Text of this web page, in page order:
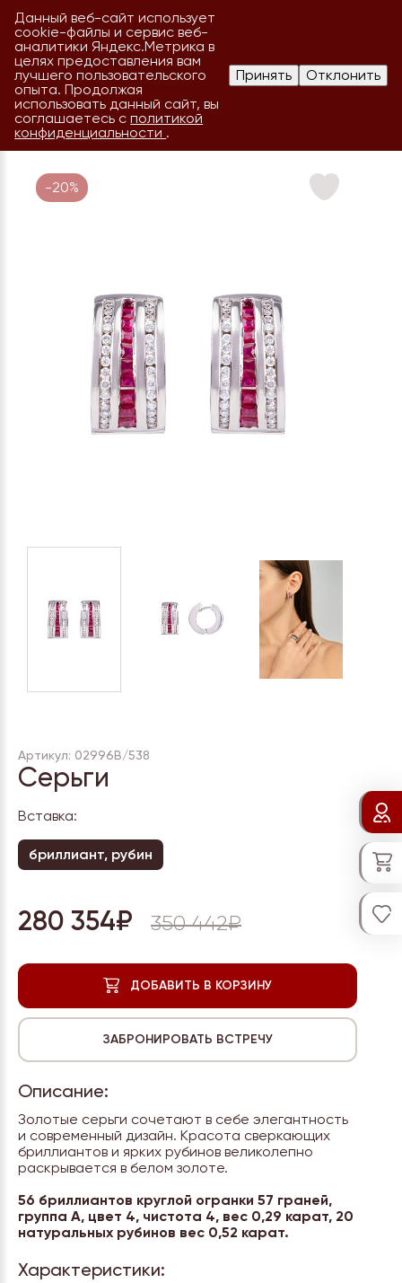
-20%
Артикул: 02996В/538
Серьги
Вставка:
бриллиант, рубин
280 354₽ 350 442₽
Описание:
Золотые серьги сочетают в себе элегантность
и современный дизайн. Красота сверкающих
бриллиантов и ярких рубинов великолепно
раскрывается в белом золоте.
56 бриллиантов круглой огранки 57 граней,
группа А, цвет 4, чистота 4, вес 0,29 карат, 20
натуральных рубинов вес 0,52 карат.
Характеристики:
Данный веб-сайт использует
cookie-файлы и сервис веб-
аналитики Яндекс.Метрика в
целях предоставления вам
лучшего пользовательского
опыта. Продолжая
использовать данный сайт, вы
соглашаетесь сполитикой
конфиденциальности .
Принять Отклонить